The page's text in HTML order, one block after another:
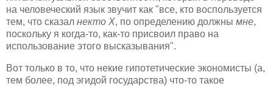
на человеческий язык звучит как "все, кто воспользуется
тем, что сказал некто Х, по определению должны мне,
поскольку я когда-то, как-то присвоил право на
использование этого высказывания".
Вот только в то, что некие гипотетические экономисты (а,
тем более, под эгидой государства) что-то такое